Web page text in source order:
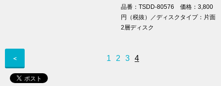
品番：TSDD-80576 価格：3,800
円（税抜）／ディスクタイプ：片面
2層ディスク
＜ 1 2 3 4